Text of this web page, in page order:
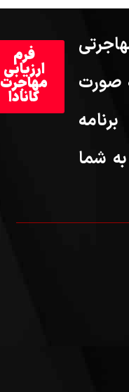
صورت
شما
فرم
ارزیابی
مهاجرت
کانادا